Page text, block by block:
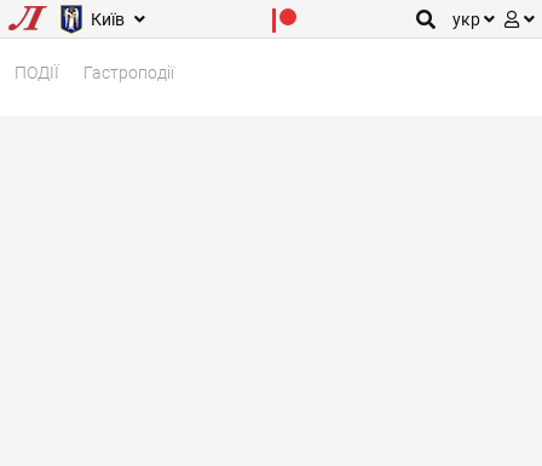
Київ укр
ПОДІЇ Гастроподії